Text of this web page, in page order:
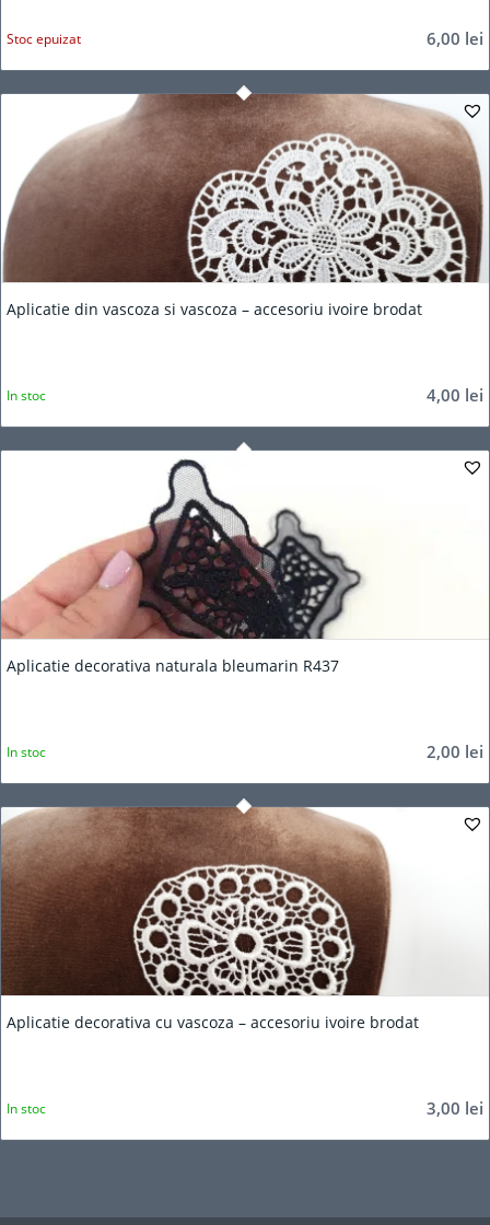
6,00 lei
Stoc epuizat
Aplicatie din vascoza si vascoza – accesoriu ivoire brodat
4,00 lei
In stoc
Aplicatie decorativa naturala bleumarin R437
2,00 lei
In stoc
Aplicatie decorativa cu vascoza – accesoriu ivoire brodat
3,00 lei
In stoc